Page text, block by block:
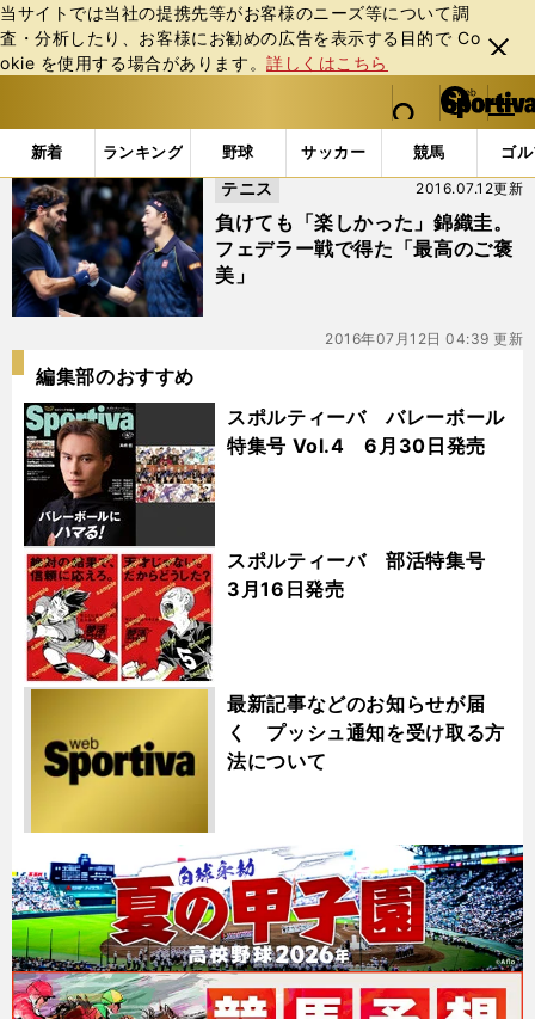
当サイトでは当社の提携先等がお客様のニーズ等について調
査・分析したり、お客様にお勧めの広告を表⽰する⽬的で Co
okie を使⽤する場合があります。詳しくはこちら
閉じ
る
web Sportiva (webスポルティーバ)
検索
マイペ
ー
ジ
メニュ
新着 ランキング 野球 サッカー 競馬 ゴ
b
ス
ポ
ル
テ
ィ
ー
バ
「#11月19日」の最新ニュース・ 情報
負けても「楽しかった」錦織圭。
フェデラー戦で得た「最高のご褒
美」
2016.07.12更新
テニス
2016年07月12日 04:39 更新
編集部のおすすめ
スポルティーバ バレーボール
特集号 Vol.4 6月30日発売
スポルティーバ 部活特集号
3月16日発売
最新記事などのお知らせが届
く プッシュ通知を受け取る方
法について